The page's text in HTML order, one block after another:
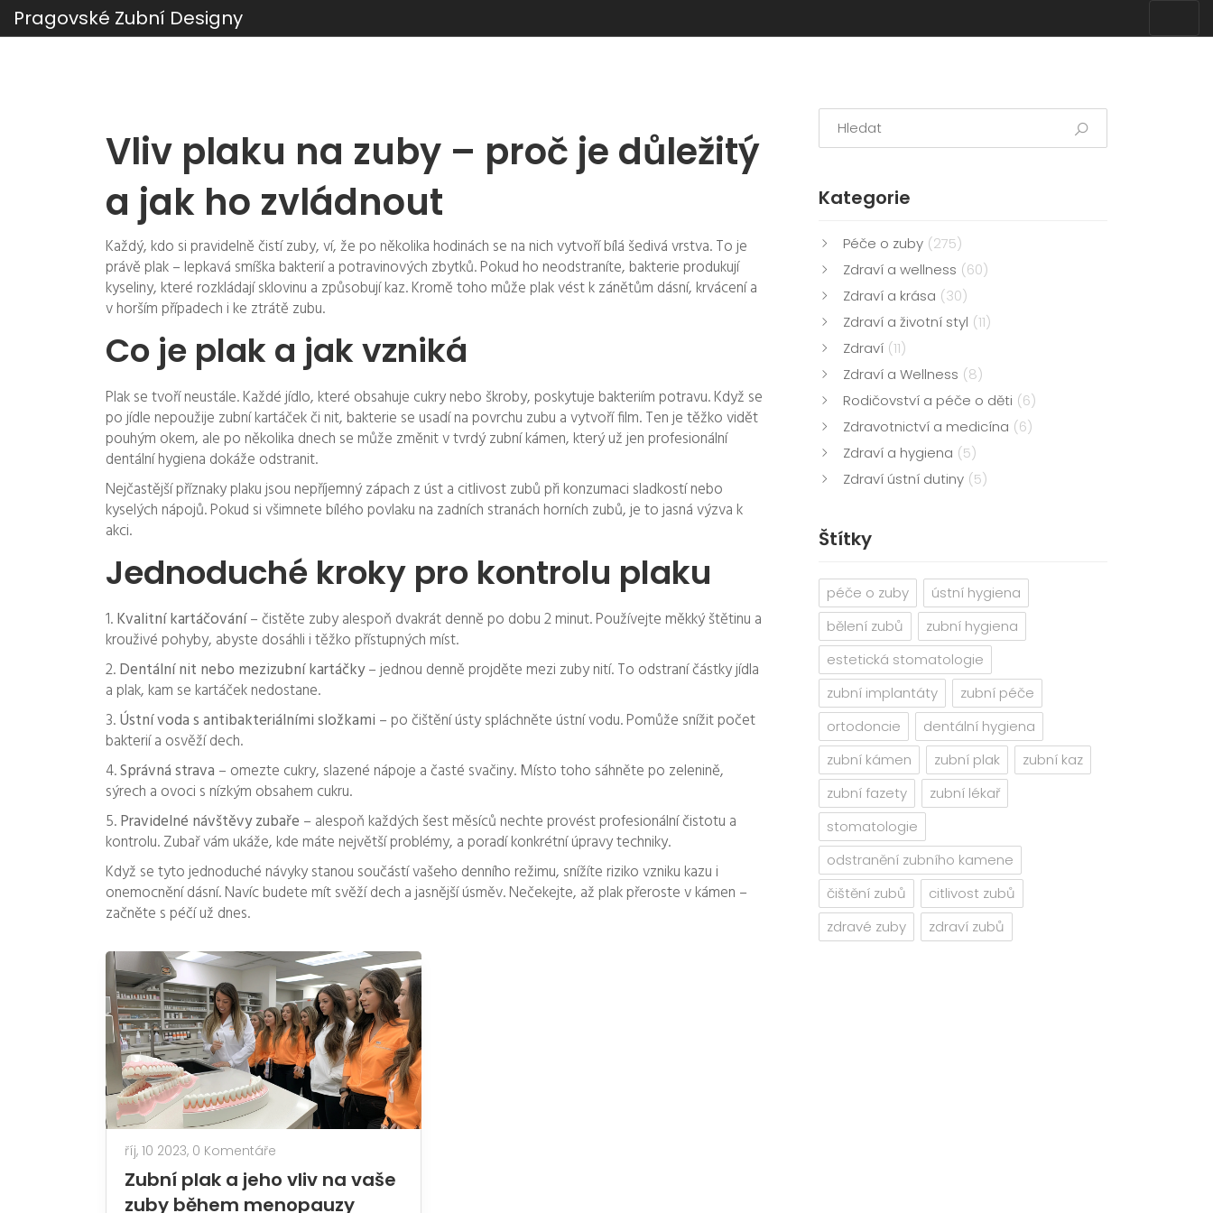
Pragovské Zubní Designy
Vliv plaku na zuby – proč je důležitý
a jak ho zvládnout
Každý, kdo si pravidelně čistí zuby, ví, že po několika hodinách se na nich vytvoří bílá šedivá vrstva. To je
právě plak – lepkavá smíška bakterií a potravinových zbytků. Pokud ho neodstraníte, bakterie produkují
kyseliny, které rozkládají sklovinu a způsobují kaz. Kromě toho může plak vést k zánětům dásní, krvácení a
v horším případech i ke ztrátě zubu.
Co je plak a jak vzniká
Plak se tvoří neustále. Každé jídlo, které obsahuje cukry nebo škroby, poskytuje bakteriím potravu. Když se
po jídle nepoužije zubní kartáček či nit, bakterie se usadí na povrchu zubu a vytvoří film. Ten je těžko vidět
pouhým okem, ale po několika dnech se může změnit v tvrdý zubní kámen, který už jen profesionální
dentální hygiena dokáže odstranit.
Nejčastější příznaky plaku jsou nepříjemný zápach z úst a citlivost zubů při konzumaci sladkostí nebo
kyselých nápojů. Pokud si všimnete bílého povlaku na zadních stranách horních zubů, je to jasná výzva k
akci.
Jednoduché kroky pro kontrolu plaku
1.Kvalitní kartáčování– čistěte zuby alespoň dvakrát denně po dobu 2 minut. Používejte měkký štětinu a
krouživé pohyby, abyste dosáhli i těžko přístupných míst.
2.Dentální nit nebo mezizubní kartáčky– jednou denně projděte mezi zuby nití. To odstraní částky jídla
a plak, kam se kartáček nedostane.
3.Ústní voda s antibakteriálními složkami – po čištění ústy spláchněte ústní vodu. Pomůže snížit počet
bakterií a osvěží dech.
4.Správná strava – omezte cukry, slazené nápoje a časté svačiny. Místo toho sáhněte po zelenině,
sýrech a ovoci s nízkým obsahem cukru.
5.Pravidelné návštěvy zubaře – alespoň každých šest měsíců nechte provést profesionální čistotu a
kontrolu. Zubař vám ukáže, kde máte největší problémy, a poradí konkrétní úpravy techniky.
Když se tyto jednoduché návyky stanou součástí vašeho denního režimu, snížíte riziko vzniku kazu i
onemocnění dásní. Navíc budete mít svěží dech a jasnější úsměv. Nečekejte, až plak přeroste v kámen –
začněte s péčí už dnes.
říj, 10 2023, 0 Komentáře
Zubní plak a jeho vliv na vaše
zuby během menopauzy
Kategorie
Péče o zuby (275)
Zdraví a wellness (60)
Zdraví a krása (30)
Zdraví a životní styl (11)
Zdraví (11)
Zdraví a Wellness (8)
Rodičovství a péče o děti (6)
Zdravotnictví a medicína (6)
Zdraví a hygiena (5)
Zdraví ústní dutiny (5)
Štítky
péče o zuby
ústní hygiena
bělení zubů
zubní hygiena
estetická stomatologie
zubní implantáty
zubní péče
ortodoncie
dentální hygiena
zubní kámen
zubní plak
zubní kaz
zubní fazety
zubní lékař
stomatologie
odstranění zubního kamene
čištění zubů
citlivost zubů
zdravé zuby
zdraví zubů